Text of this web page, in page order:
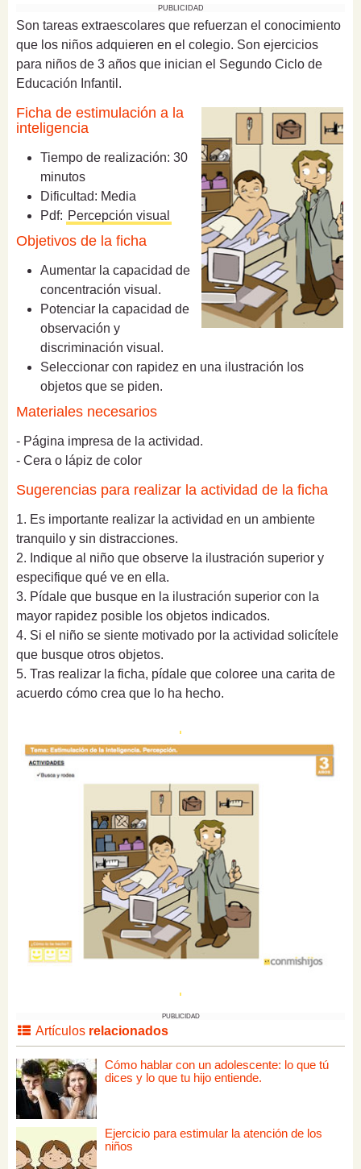
PUBLICIDAD
Son tareas extraescolares que refuerzan el conocimiento
que los niños adquieren en el colegio. Son ejercicios
para niños de 3 años que inician el Segundo Ciclo de
Educación Infantil.
Ficha de estimulación a la
inteligencia
Tiempo de realización: 30
minutos
Dificultad: Media
Pdf: Percepción visual
Objetivos de la ficha
Aumentar la capacidad de
concentración visual.
Potenciar la capacidad de
observación y
discriminación visual.
Seleccionar con rapidez en una ilustración los
objetos que se piden.
Materiales necesarios
- Página impresa de la actividad.
- Cera o lápiz de color
Sugerencias para realizar la actividad de la ficha
1. Es importante realizar la actividad en un ambiente
tranquilo y sin distracciones.
2. Indique al niño que observe la ilustración superior y
especifique qué ve en ella.
3. Pídale que busque en la ilustración superior con la
mayor rapidez posible los objetos indicados.
4. Si el niño se siente motivado por la actividad solicítele
que busque otros objetos.
5. Tras realizar la ficha, pídale que coloree una carita de
acuerdo cómo crea que lo ha hecho.
PUBLICIDAD
Artículos relacionados
Cómo hablar con un adolescente: lo que tú
dices y lo que tu hijo entiende.
Ejercicio para estimular la atención de los
niños